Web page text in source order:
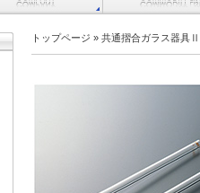
トップページ » 共通摺合ガラス器具Ⅱ